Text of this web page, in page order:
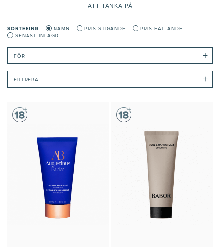
ATT TÄNKA PÅ
FÖR +
SORTERING NAMN PRIS STIGANDE
PRIS FALLANDE
SENAST INLAGD
FILTRERA +